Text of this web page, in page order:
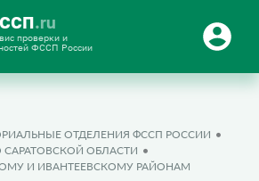
.ru
проверки и
ФССП России
ОТДЕЛЕНИЯ ФССП РОССИИ
ОБЛАСТИ
И ИВАНТЕЕВСКОМУ РАЙОНАМ